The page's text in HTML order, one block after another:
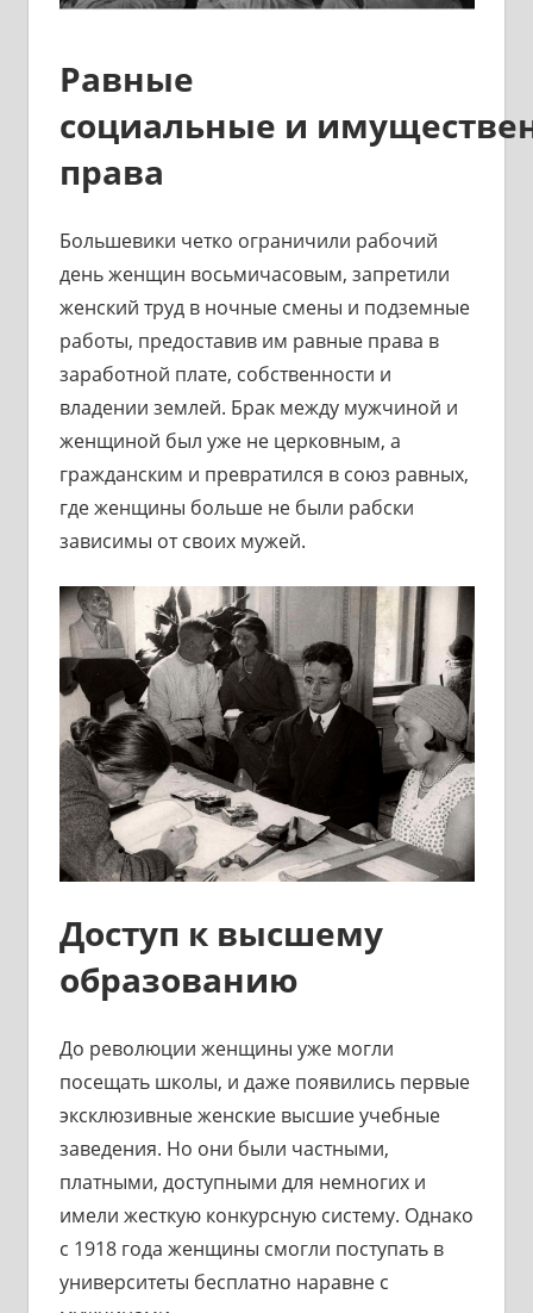
Равные
социальные и
права
Большевики четко ограничили рабочий
день женщин восьмичасовым, запретили
женский труд в ночные смены и подземные
работы, предоставив им равные права в
заработной плате, собственности и
владении землей. Брак между мужчиной и
женщиной был уже не церковным, а
гражданским и превратился в союз равных,
где женщины больше не были рабски
зависимы от своих мужей.
Доступ к высшему
образованию
До революции женщины уже могли
посещать школы, и даже появились первые
эксклюзивные женские высшие учебные
заведения. Но они были частными,
платными, доступными для немногих и
имели жесткую конкурсную систему. Однако
с 1918 года женщины смогли поступать в
университеты бесплатно наравне с